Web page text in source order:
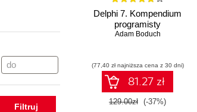
Delphi 7. Kompendium
programisty
Adam Boduch
(77,40 zł najniższa cena z 30 dni)
81.27 zł
129.00zł (-37%)